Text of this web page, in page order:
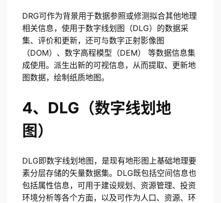
DRG可作为背景用于数据参照或修测拟合其他地理
相关信息，使用于数字线划图（DLG）的数据采
集、评价和更新，还可与数字正射影像图
（DOM）、数字高程模型（DEM） 等数据信息集
成使用。派生出新的可视信息，从而提取、更新地
图数据，绘制纸质地图。
4、DLG（数字线划地
图）
DLG即数字线划地图，是现有地形图上基础地理要
素分层存储的矢量数据集。DLG既包括空间信息也
包括属性信息，可用于建设规划、资源管理、投资
环境分析等各个方面，以及可作为人口、资源、环